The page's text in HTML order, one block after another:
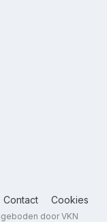
Contact Cookies
door VKN